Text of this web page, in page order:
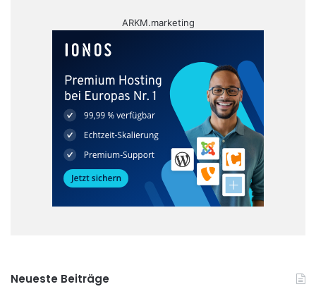
ARKM.marketing
Neueste Beiträge